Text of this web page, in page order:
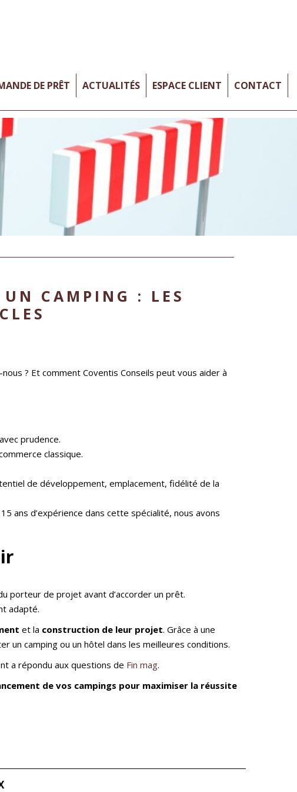
DE PRÊT ACTUALITÉS ESPACE CLIENT CONTACT
CAMPING : LES
? Et comment Coventis Conseils peut vous aider à
prudence.
classique.
de développement, emplacement, fidélité de la
ans d’expérience dans cette spécialité, nous avons
porteur de projet avant d’accorder un prêt.
adapté.
et la construction de leur projet. Grâce à une
un camping ou un hôtel dans les meilleures conditions.
a répondu aux questions de Fin mag.
de vos campings pour maximiser la réussite